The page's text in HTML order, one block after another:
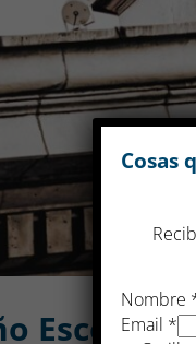
Escolar
Cosas
Nombre
Email *